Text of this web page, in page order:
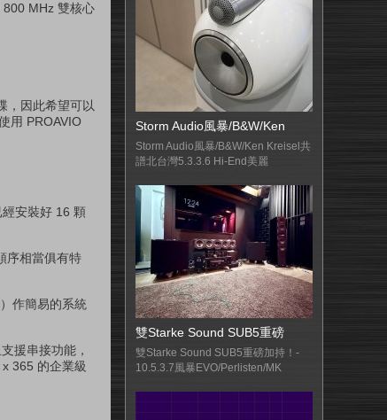
800 MHz 雙核心
，因此希望可以
用 PROAVIO
安裝好 16 顆
序相當俱有特
作簡易的系統
援串接功能，
365 的企業級
Storm Audio風暴/B&W/Ken
Storm Audio風暴/B&W/Ken Kreisel共
譜北台灣5.3.3.6 Hi-End美麗
雙Starke Sound SUB5重磅
雙Starke Sound SUB5重磅加持！-
10.5.3.7風暴EVO/Perlisten/MK